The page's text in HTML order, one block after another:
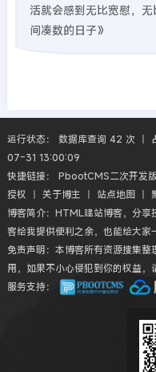
活就会感到无比宽慰，
间凑数的日子》
运行状态： 数据库查询 42 次
07-31 13:00:09
快捷链接： PbootCMS二次开发
授权 丨 关于博主 丨 站点地图丨
博客简介：HTML建站博客，分享
客给我提供便利之余，也能给大家
免责声明：本博客所有资源搜集
用，如果不小心侵犯到你的权益，
服务支持：